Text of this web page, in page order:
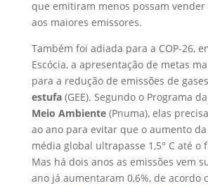
que emitiram menos possam vender
aos maiores emissores.
Também foi adiada para a COP-26,
Escócia, a apresentação de metas
para a redução de emissões de
estufa(GEE). Segundo o Programa
Meio Ambiente(Pnuma), elas
ao ano para evitar que o aumento
média global ultrapasse 1,5° C até o
Mas há dois anos as emissões vem
ano já aumentaram 0,6%, de acordo